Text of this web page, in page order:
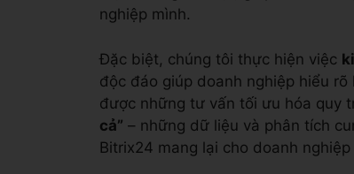
biệt cho người Việt, giúp khách
Đặc biệt, chúng tôi thực hiện việc
độc đáo giúp doanh nghiệp hiểu rõ
được những tư vấn tối ưu hóa quy
cả”– những dữ liệu và phân tích